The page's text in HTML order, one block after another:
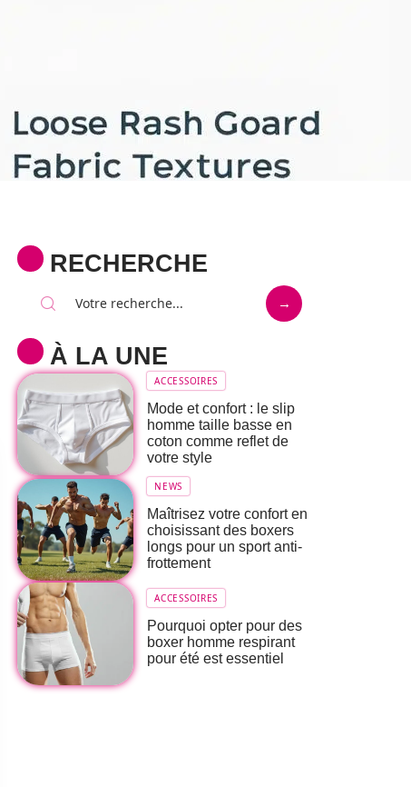
RECHERCHE
À LA UNE
ACCESSOIRES
Mode et confort : le slip
homme taille basse en
coton comme reflet de
votre style
NEWS
Maîtrisez votre confort en
choisissant des boxers
longs pour un sport anti-
frottement
ACCESSOIRES
Pourquoi opter pour des
boxer homme respirant
pour été est essentiel